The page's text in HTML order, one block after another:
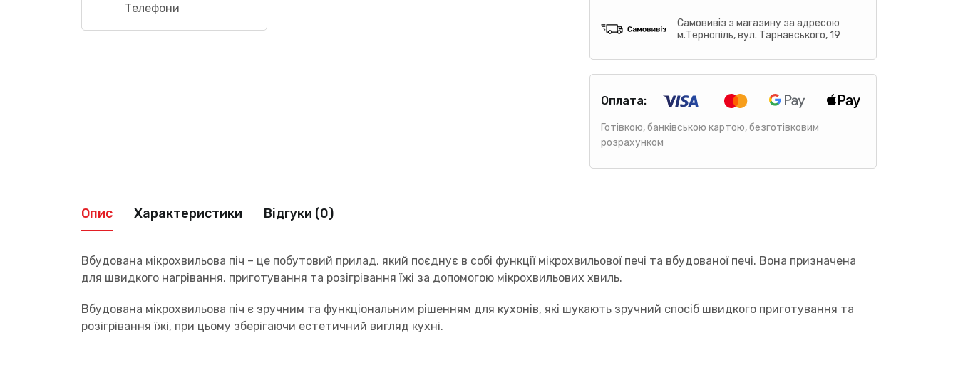
Телефони
Самовивіз з магазину за адресою
м.Тернопіль, вул. Тарнавського, 19
Оплата:
Готівкою, банківською картою, безготівковим
розрахунком
Опис Характеристики Відгуки (0)
Вбудована мікрохвильова піч – це побутовий прилад, який поєднує в собі функції мікрохвильової печі та вбудованої печі. Вона призначена
для швидкого нагрівання, приготування та розігрівання їжі за допомогою мікрохвильових хвиль.
Вбудована мікрохвильова піч є зручним та функціональним рішенням для кухонів, які шукають зручний спосіб швидкого приготування та
розігрівання їжі, при цьому зберігаючи естетичний вигляд кухні.